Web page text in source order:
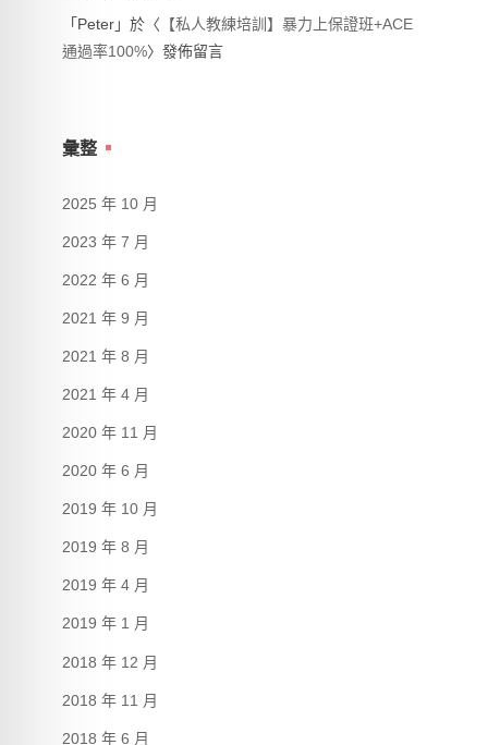
「 Peter」於〈 【私人教練培訓】暴力上保證班+ACE
通過率100%〉發佈留言
彙整
2025 年 10 月
2023 年 7 月
2022 年 6 月
2021 年 9 月
2021 年 8 月
2021 年 4 月
2020 年 11 月
2020 年 6 月
2019 年 10 月
2019 年 8 月
2019 年 4 月
2019 年 1 月
2018 年 12 月
2018 年 11 月
2018 年 6 月